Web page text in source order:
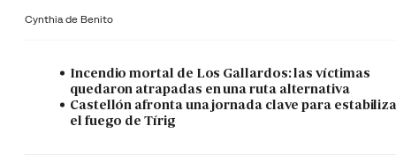
Cynthia de Benito
Incendio mortal de Los Gallardos: las víctimas
quedaron atrapadas en una ruta alternativa
Castellón afronta una jornada clave para
el fuego de Tírig